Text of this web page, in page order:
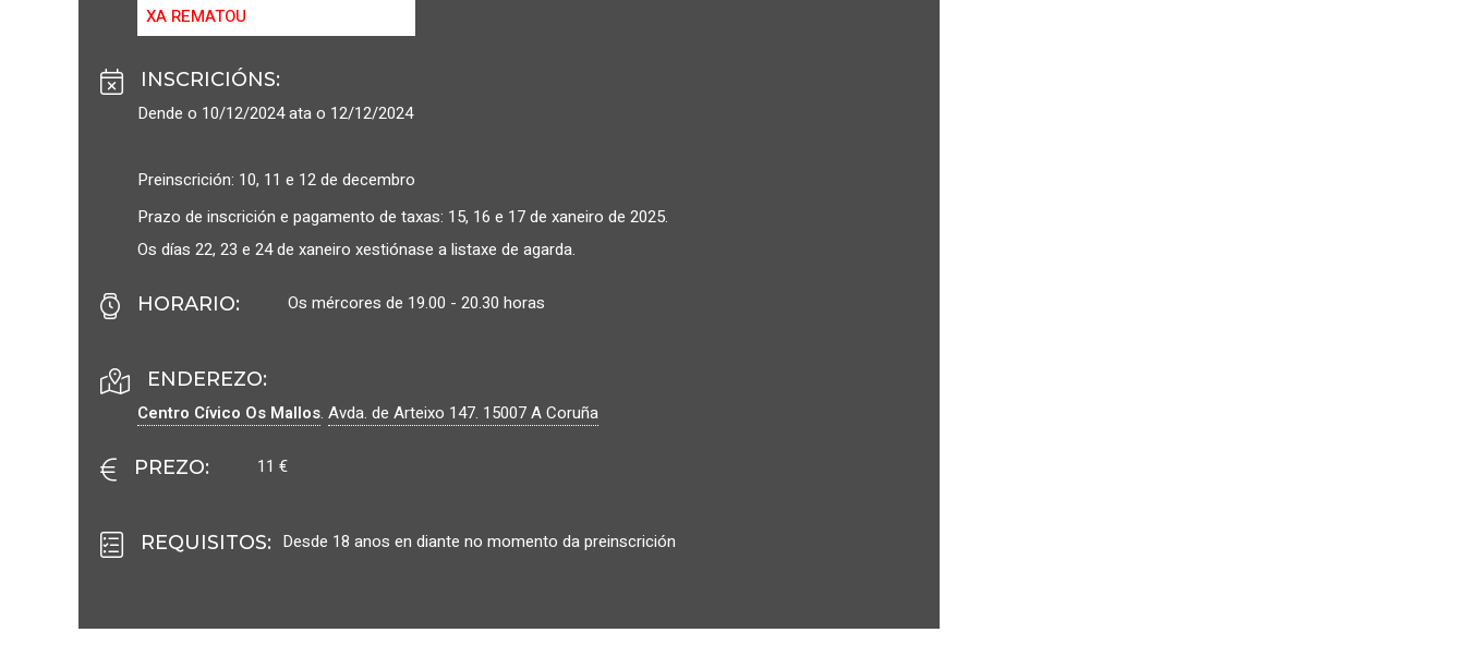
XA REMATOU
INSCRICIÓNS:
Dende o 10/12/2024 ata o 12/12/2024
Preinscrición: 10, 11 e 12 de decembro
Prazo de inscrición e pagamento de taxas: 15, 16 e 17 de xaneiro de 2025.
Os días 22, 23 e 24 de xaneiro xestiónase a listaxe de agarda.
HORARIO: Os mércores de 19.00 - 20.30 horas
ENDEREZO:
Centro Cívico Os Mallos. Avda. de Arteixo 147. 15007A Coruña
PREZO: 11 €
REQUISITOS: Desde 18 anos en diante no momento da preinscrición